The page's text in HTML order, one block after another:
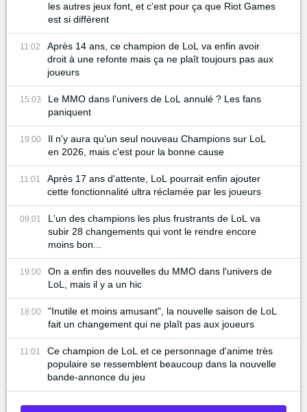
les autres jeux font, et c'est pour ça que Riot Games
est si différent
11:02
Après 14 ans, ce champion de LoL va enfin avoir
droit à une refonte mais ça ne plaît toujours pas aux
joueurs
15:03
Le MMO dans l'univers de LoL annulé ? Les fans
paniquent
19:00
Il n'y aura qu'un seul nouveau Champions sur LoL
en 2026, mais c'est pour la bonne cause
11:01
Après 17 ans d'attente, LoL pourrait enfin ajouter
cette fonctionnalité ultra réclamée par les joueurs
09:01
L'un des champions les plus frustrants de LoL va
subir 28 changements qui vont le rendre encore
moins bon...
19:00
On a enfin des nouvelles du MMO dans l'univers de
LoL, mais il y a un hic
18:00
"Inutile et moins amusant", la nouvelle saison de LoL
fait un changement qui ne plaît pas aux joueurs
11:01
Ce champion de LoL et ce personnage d'anime très
populaire se ressemblent beaucoup dans la nouvelle
bande-annonce du jeu